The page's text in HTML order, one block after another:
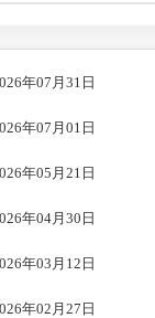
年07月31日
年07月01日
年05月21日
年04月30日
年03月12日
年02月27日